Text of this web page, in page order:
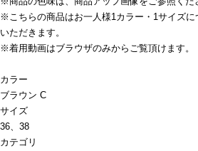
※こちらの商品はお一人様1カラー・1サイズ
いただきます。
※着用動画はブラウザのみからご覧頂けます。
カラー
ブラウン C
サイズ
36、38
カテゴリ